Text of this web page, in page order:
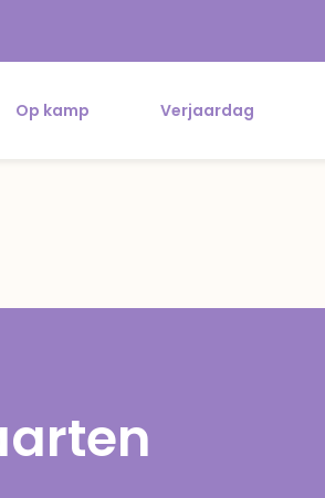
Op kamp Verjaardag